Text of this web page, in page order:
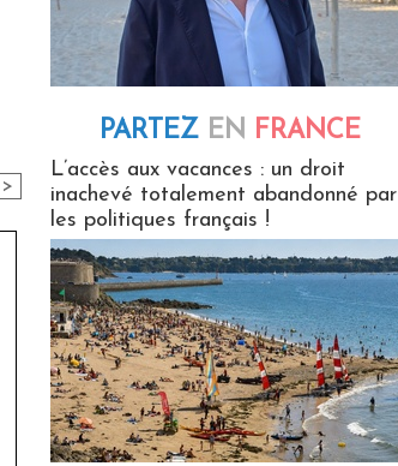
>
PARTEZ EN FRANCE
L’accès aux vacances : un droit
inachevé totalement abandonné par
les politiques français !